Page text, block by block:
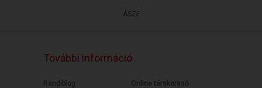
ÁSZF
További információ
Randiblog
Online társkereső